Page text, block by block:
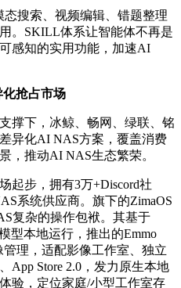
态搜索、视频编辑、错题整理
。SKILL体系让智能体不再是
感知的实用功能，加速AI
化抢占市场
撑下，冰鲸、畅网、绿联、铭
异化AI NAS方案，覆盖消费
，推动AI NAS生态繁荣。
起步，拥有3万+Discord社
系统供应商。旗下的ZimaOS
复杂的操作包袱。其基于
型本地运行，推出的Emmo
管理，适配影像工作室、独立
App Store 2.0，发力原生本地
验，定位家庭/小型工作室存